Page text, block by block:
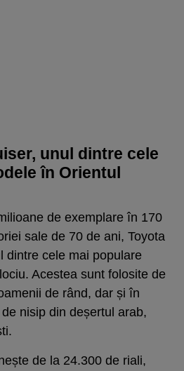
unul dintre cele
în Orientul
de exemplare în 170
sale de 70 de ani, Toyota
dintre cele mai populare
Acestea sunt folosite de
de rând, dar și în
nisip din deșertul arab,
de la 24.300 de riali,